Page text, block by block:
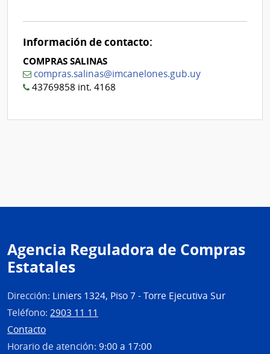
Información de contacto:
COMPRAS SALINAS
compras.salinas@imcanelones.gub.uy
43769858 int. 4168
Agencia Reguladora de Compras
Estatales
Dirección: Liniers 1324, Piso 7 - Torre Ejecutiva Sur
Teléfono: 2903 11 11
Contacto
Horario de atención: 9:00 a 17:00